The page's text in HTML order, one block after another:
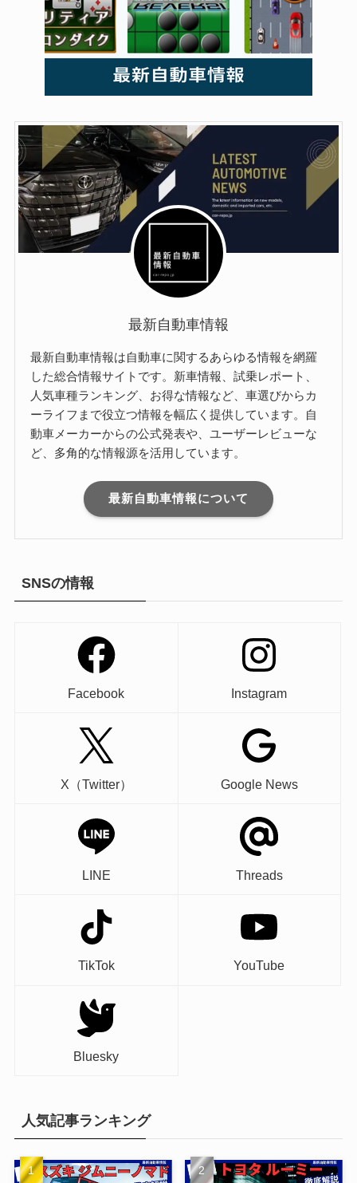
最新自動車情報
最新自動車情報は自動車に関するあらゆる情報を網羅
した総合情報サイトです。新車情報、試乗レポート、
人気車種ランキング、お得な情報など、車選びからカ
ーライフまで役立つ情報を幅広く提供しています。自
動車メーカーからの公式発表や、ユーザーレビューな
ど、多角的な情報源を活用しています。
最新自動車情報について
SNSの情報
Facebook Instagram
X（Twitter） Google News
LINE Threads
TikTok YouTube
Bluesky
人気記事ランキング